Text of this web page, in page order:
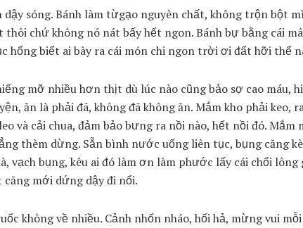
sóng. Bánh làm từgạo nguyên chất, không trộn bột
chứ không nó nát bấy hết ngon. Bánh bự bằng cái
biết ai bày ra cái món chi ngon trời ơi đất hỡi thế
mỡ nhiều hơn thịt dù lúc nào cũng bảo sợ cao máu,
ăn là phải đã, không đã không ăn. Mắm kho phải keo,
và cải chua, đảm bảo bưng ra nồi nào, hết nồi đó. Mắm
thèm dừng. Sẵn bình nước uống liên tục, bụng căng
bụng, kêu ai đó làm ơn làm phước lấy cái chổi lông
căng mới dứng dậy đi nổi.
không về nhiều. Cảnh nhốn nháo, hối hả, mừng vui